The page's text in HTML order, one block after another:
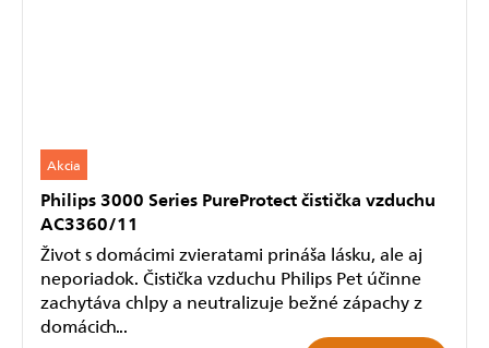
Akcia
Philips 3000 Series PureProtect čistička vzduchu
AC3360/11
Život s domácimi zvieratami prináša lásku, ale aj
neporiadok. Čistička vzduchu Philips Pet účinne
zachytáva chlpy a neutralizuje bežné zápachy z
domácich...